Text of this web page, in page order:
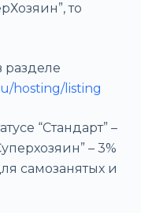
то
разделе
hosting/listing
“Стандарт” –
– 3%
самозанятых и